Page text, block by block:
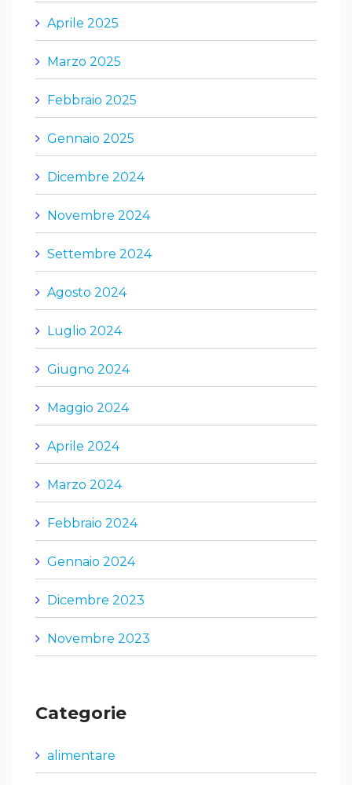
Aprile 2025
Marzo 2025
Febbraio 2025
Gennaio 2025
Dicembre 2024
Novembre 2024
Settembre 2024
Agosto 2024
Luglio 2024
Giugno 2024
Maggio 2024
Aprile 2024
Marzo 2024
Febbraio 2024
Gennaio 2024
Dicembre 2023
Novembre 2023
Categorie
alimentare